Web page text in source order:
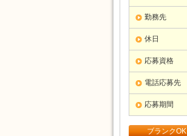
勤務先
休日
応募資格
電話応募先
応募期間
ブランクOK